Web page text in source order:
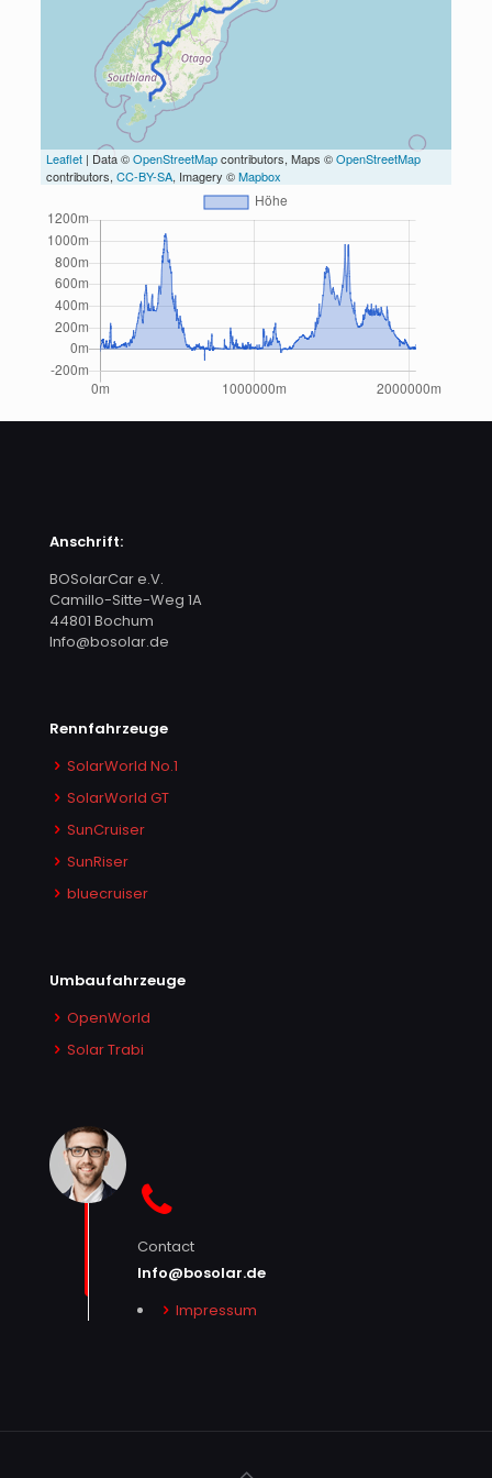
Leaflet| Data ©OpenStreetMapcontributors, Maps ©OpenStreetMap
contributors, CC-BY-SA, Imagery ©Mapbox
Anschrift:
BOSolarCar e.V.
Camillo-Sitte-Weg 1A
44801 Bochum
Info@bosolar.de
Rennfahrzeuge
SolarWorld No.1
SolarWorld GT
SunCruiser
SunRiser
bluecruiser
Umbaufahrzeuge
OpenWorld
Solar Trabi
Contact
Info@bosolar.de
Impressum